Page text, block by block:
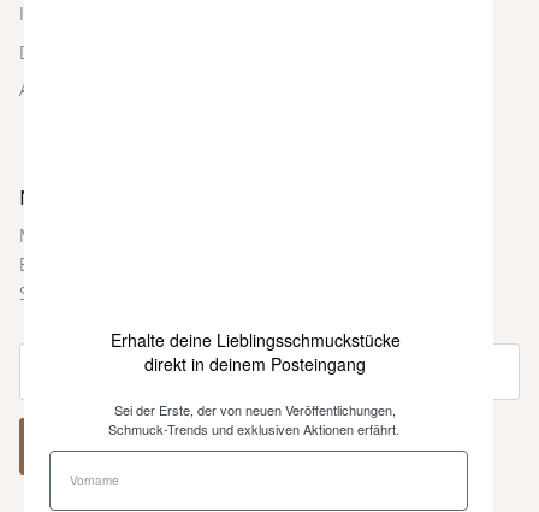
Impressum
Datenschutz
AGBs
Newsletter
Melde dich bei unserem Newsletter an und sei immer als
Erste über neue Farben und Kollektionen, Inspirationen,
Styling-Tipps und weitere Neuigkeiten informiert.
ABONNIEREN
Erhalte deine Lieblingsschmuckstücke
direkt in deinem Posteingang
Sei der Erste, der von neuen Veröffentlichungen,
Schmuck-Trends und exklusiven Aktionen erfährt.